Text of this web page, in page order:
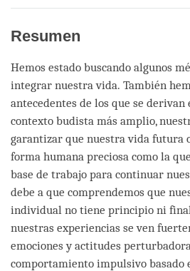
Resumen
Hemos estado buscando algunos
integrar nuestra vida. También
antecedentes de los que se derivan
contexto budista más amplio,
garantizar que nuestra vida futura
forma humana preciosa como la
base de trabajo para continuar
debe a que comprendemos que
individual no tiene principio ni
nuestras experiencias se ven
emociones y actitudes
comportamiento impulsivo basado